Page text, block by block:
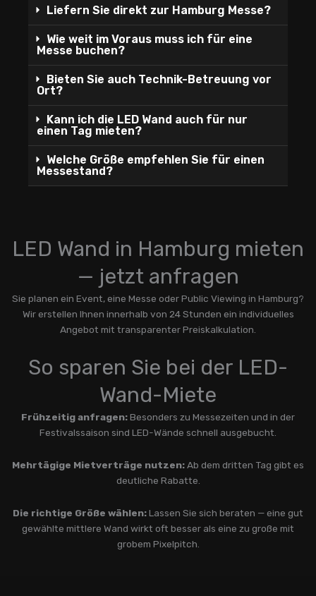
Liefern Sie direkt zur Hamburg Messe?
Wie weit im Voraus muss ich für eine
Messe buchen?
Bieten Sie auch Technik-Betreuung vor
Ort?
Kann ich die LED Wand auch für nur
einen Tag mieten?
Welche Größe empfehlen Sie für einen
Messestand?
LED Wand in Hamburg mieten
— jetzt anfragen
Sie planen ein Event, eine Messe oder Public Viewing in Hamburg?
Wir erstellen Ihnen innerhalb von 24 Stunden ein individuelles
Angebot mit transparenter Preiskalkulation.
So sparen Sie bei der LED-
Wand-Miete
Frühzeitig anfragen:Besonders zu Messezeiten und in der
Festivalssaison sind LED-Wände schnell ausgebucht.
Mehrtägige Mietverträge nutzen:Ab dem dritten Tag gibt es
deutliche Rabatte.
Die richtige Größe wählen:Lassen Sie sich beraten — eine gut
gewählte mittlere Wand wirkt oft besser als eine zu große mit
grobem Pixelpitch.